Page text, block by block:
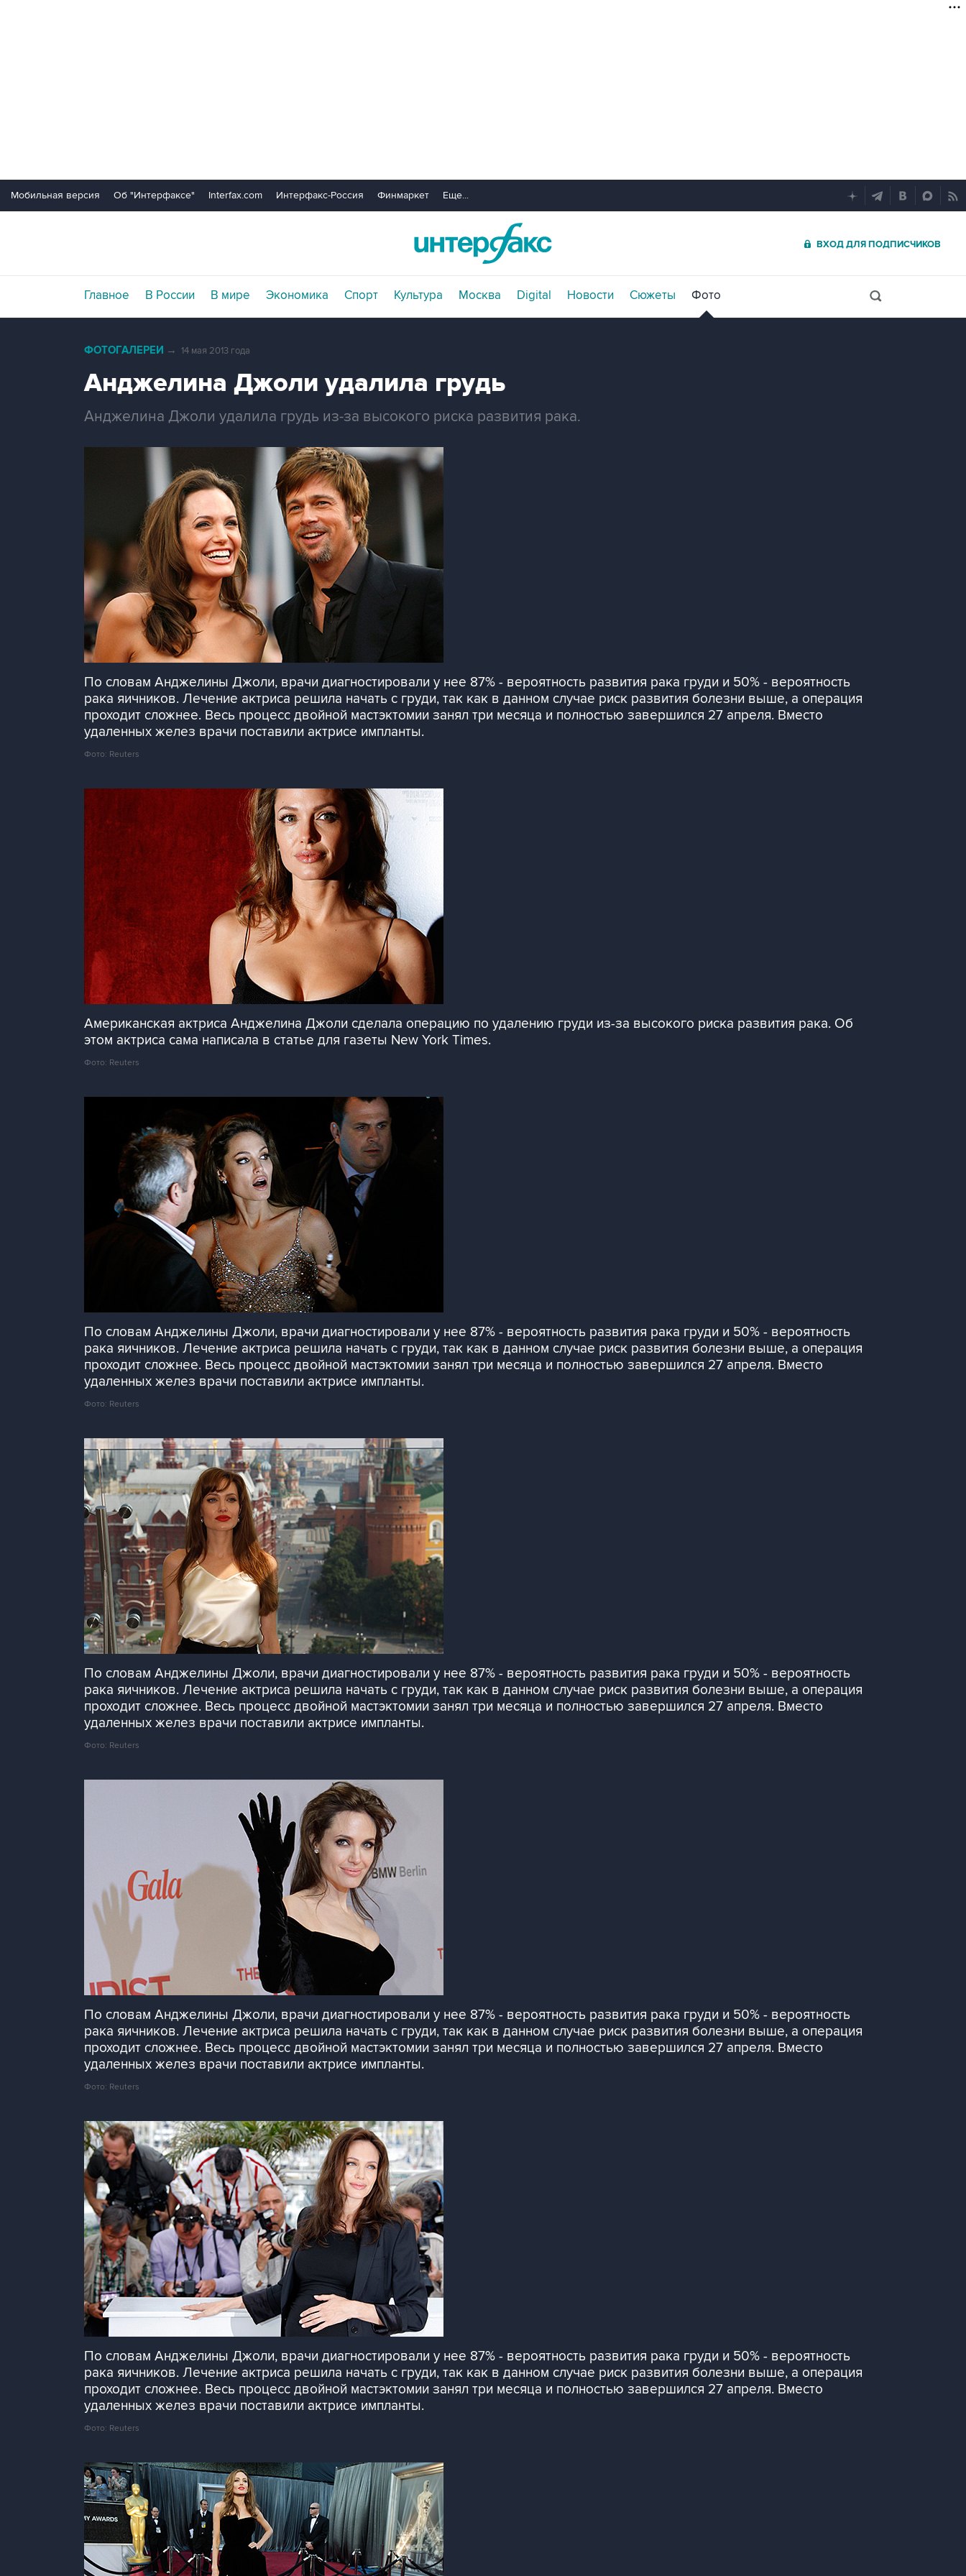
Мобильная версия Об "Интерфаксе" Interfax.com Интерфакс-Россия Финмаркет Еще...
ВХОД ДЛЯ ПОДПИСЧИКОВ
Главное В России В мире Экономика Спорт Культура Москва Digital Новости Сюжеты Фото
ФОТОГАЛЕРЕИ → 14 мая 2013 года
Анджелина Джоли удалила грудь
Анджелина Джоли удалила грудь из-за высокого риска развития рака.
По словам Анджелины Джоли, врачи диагностировали у нее 87% - вероятность развития рака груди и 50% - вероятность
рака яичников. Лечение актриса решила начать с груди, так как в данном случае риск развития болезни выше, а операция
проходит сложнее. Весь процесс двойной мастэктомии занял три месяца и полностью завершился 27 апреля. Вместо
удаленных желез врачи поставили актрисе импланты.
Фото: Reuters
Американская актриса Анджелина Джоли сделала операцию по удалению груди из-за высокого риска развития рака. Об
этом актриса сама написала в статье для газеты New York Times.
Фото: Reuters
По словам Анджелины Джоли, врачи диагностировали у нее 87% - вероятность развития рака груди и 50% - вероятность
рака яичников. Лечение актриса решила начать с груди, так как в данном случае риск развития болезни выше, а операция
проходит сложнее. Весь процесс двойной мастэктомии занял три месяца и полностью завершился 27 апреля. Вместо
удаленных желез врачи поставили актрисе импланты.
Фото: Reuters
По словам Анджелины Джоли, врачи диагностировали у нее 87% - вероятность развития рака груди и 50% - вероятность
рака яичников. Лечение актриса решила начать с груди, так как в данном случае риск развития болезни выше, а операция
проходит сложнее. Весь процесс двойной мастэктомии занял три месяца и полностью завершился 27 апреля. Вместо
удаленных желез врачи поставили актрисе импланты.
Фото: Reuters
По словам Анджелины Джоли, врачи диагностировали у нее 87% - вероятность развития рака груди и 50% - вероятность
рака яичников. Лечение актриса решила начать с груди, так как в данном случае риск развития болезни выше, а операция
проходит сложнее. Весь процесс двойной мастэктомии занял три месяца и полностью завершился 27 апреля. Вместо
удаленных желез врачи поставили актрисе импланты.
Фото: Reuters
По словам Анджелины Джоли, врачи диагностировали у нее 87% - вероятность развития рака груди и 50% - вероятность
рака яичников. Лечение актриса решила начать с груди, так как в данном случае риск развития болезни выше, а операция
проходит сложнее. Весь процесс двойной мастэктомии занял три месяца и полностью завершился 27 апреля. Вместо
удаленных желез врачи поставили актрисе импланты.
Фото: Reuters